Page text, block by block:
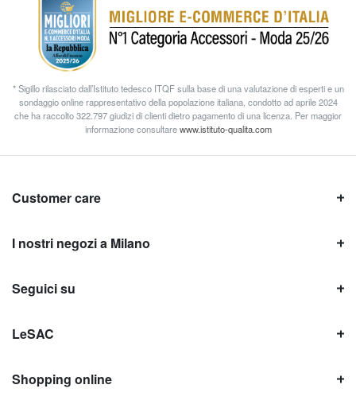
* Sigillo rilasciato dall’Istituto tedesco ITQF sulla base di una valutazione di esperti e un
sondaggio online rappresentativo della popolazione italiana, condotto ad aprile 2024
che ha raccolto 322.797 giudizi di clienti dietro pagamento di una licenza. Per maggior
informazione consultarewww.istituto-qualita.com
Customer care
I nostri negozi a Milano
Seguici su
LeSAC
Shopping online